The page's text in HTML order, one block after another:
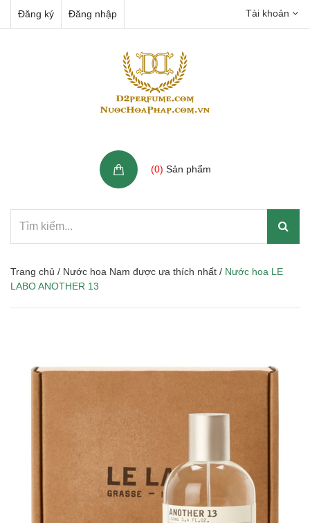
Đăng ký Đăng nhập Tài khoản
(0) Sản phẩm
Trang chủ / Nước hoa Nam được ưa thích nhất / Nước hoa LE
LABO ANOTHER 13